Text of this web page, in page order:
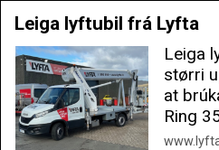
Leiga lyftubil frá Lyfta
Leiga
størri
at
Ring